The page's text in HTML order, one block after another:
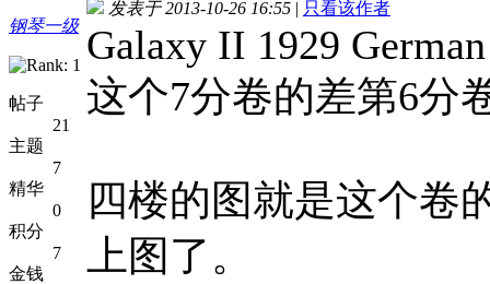
钢琴一级
帖子
21
主题
7
精华
0
积分
7
金钱
发表于 2013-10-26 16:55 | 只看该作者
Galaxy II 1929
这个7分卷的差第6分
四楼的图就是这个卷
上图了。